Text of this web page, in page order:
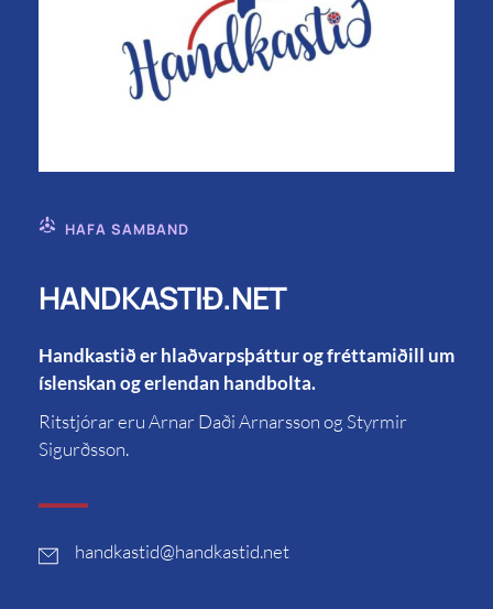
HAFA SAMBAND
HANDKASTIÐ.NET
Handkastið er hlaðvarpsþáttur og fréttamiðill um
íslenskan og erlendan handbolta.
Ritstjórar eru Arnar Daði Arnarsson og Styrmir
Sigurðsson.
handkastid@handkastid.net